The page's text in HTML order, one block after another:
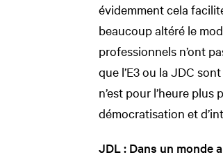
évidemment cela
beaucoup altéré le
professionnels n’ont
que l’E3 ou la JDC
n’est pour l’heure
démocratisation et
JDL : Dans un monde